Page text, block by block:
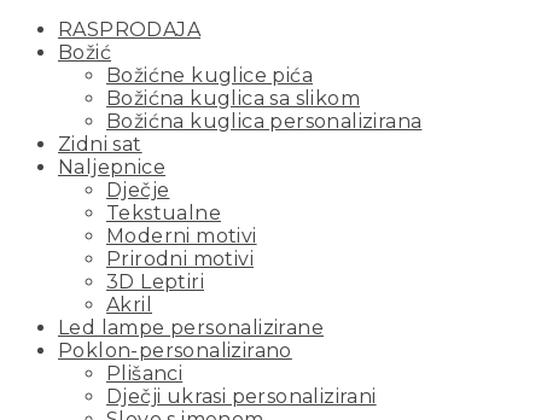
RASPRODAJA
Božić
Božićne kuglice pića
Božićna kuglica sa slikom
Božićna kuglica personalizirana
Zidni sat
Naljepnice
Dječje
Tekstualne
Moderni motivi
Prirodni motivi
3D Leptiri
Akril
Led lampe personalizirane
Poklon-personalizirano
Plišanci
Dječji ukrasi personalizirani